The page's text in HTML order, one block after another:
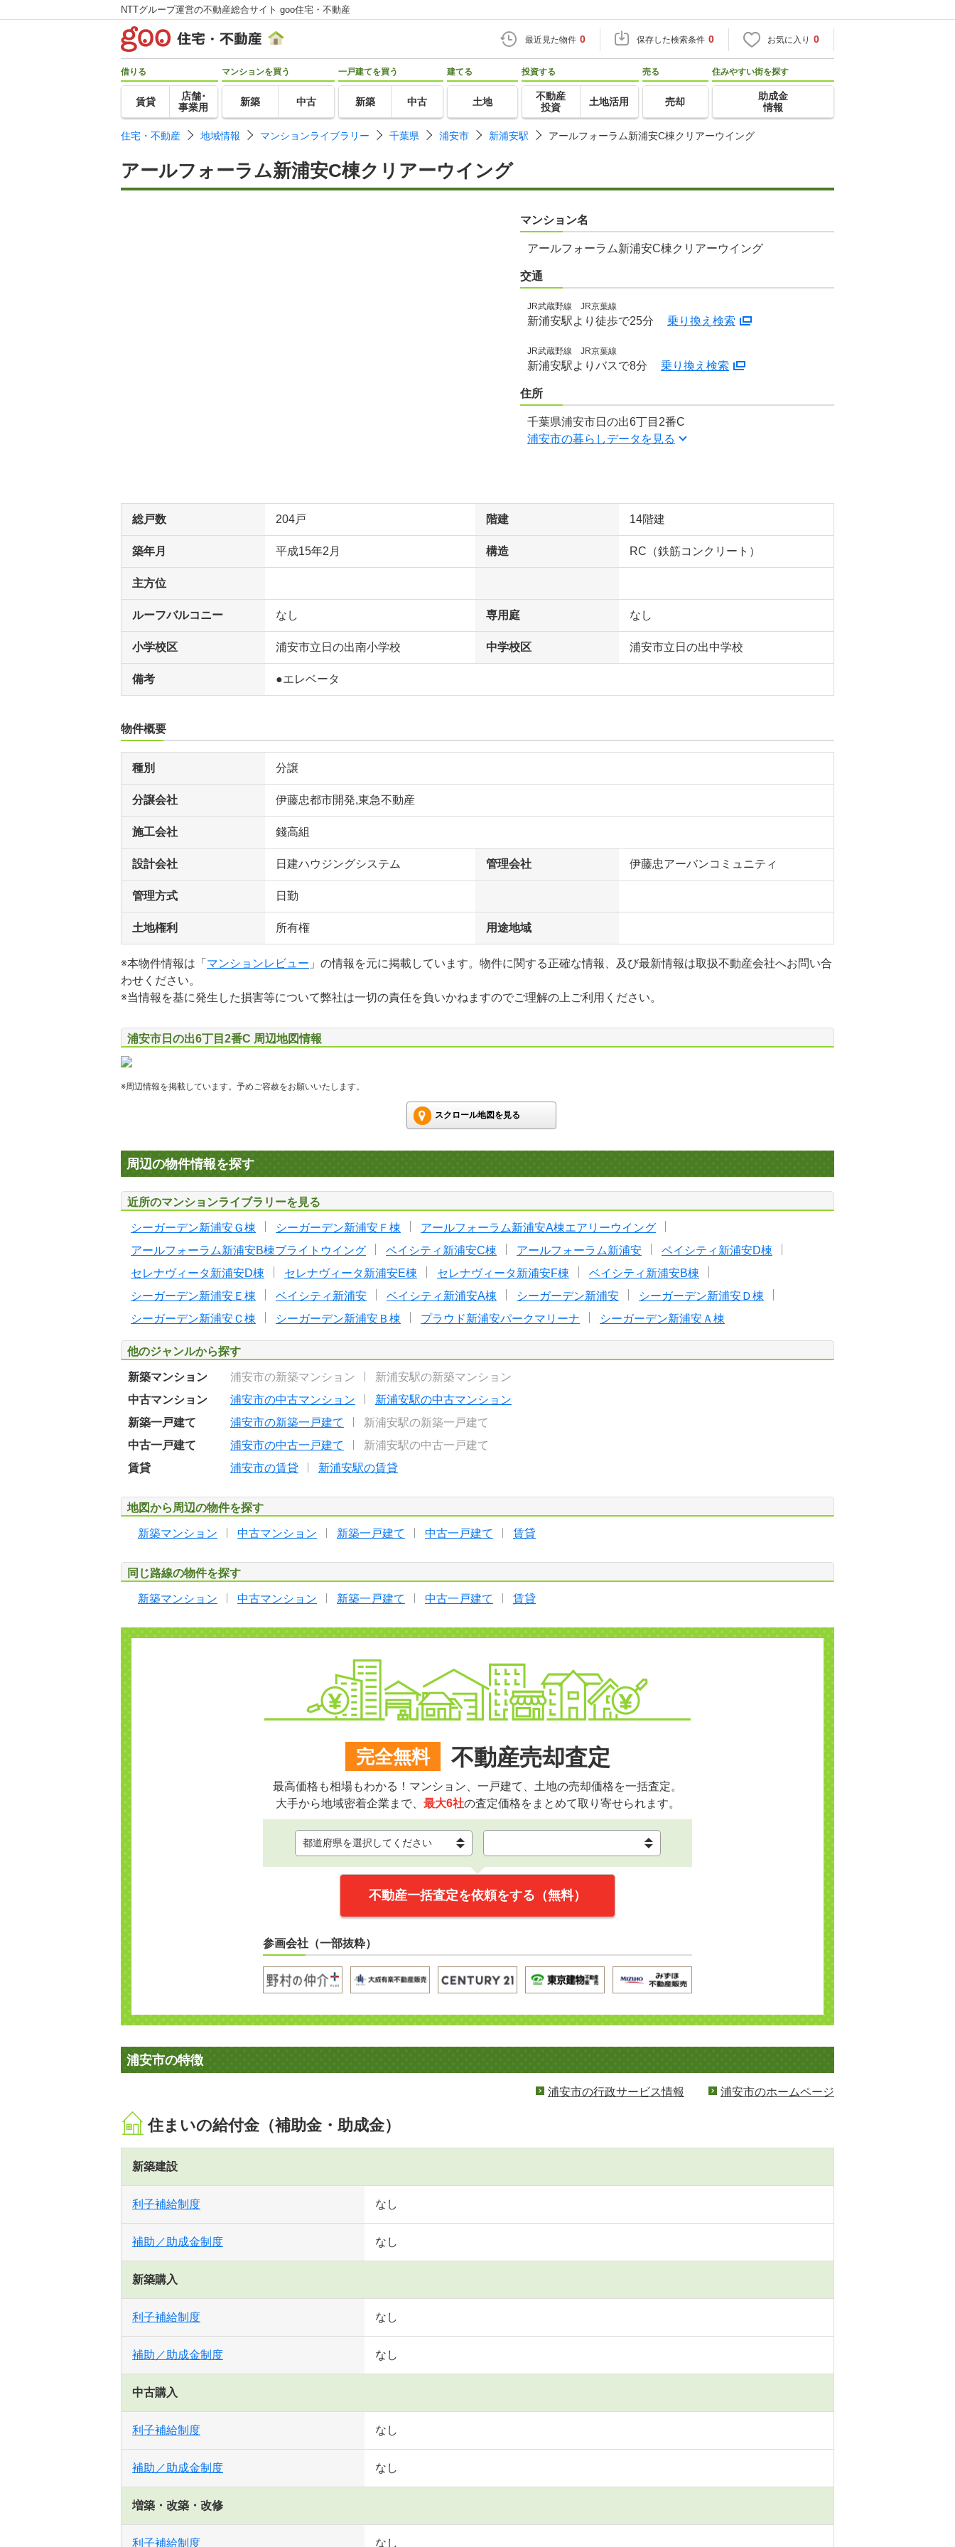
NTTグループ運営の不動産総合サイト goo住宅・不動産
最近見た物件 0 保存した検索条件 0 お気に入り 0
借りる
賃貸
店舗･
事業用
マンションを買う
新築 中古
一戸建てを買う
新築 中古
建てる
土地
投資する
不動産
投資
土地活用
売る
売却
住みやすい街を探す
助成金
情報
住宅・不動産 地域情報 マンションライブラリー 千葉県 浦安市 新浦安駅 アールフォーラム新浦安C棟クリアーウイング
アールフォーラム新浦安C棟クリアーウイング
マンション名
アールフォーラム新浦安C棟クリアーウイング
交通
JR武蔵野線 JR京葉線
新浦安駅より徒歩で25分 乗り換え検索
JR武蔵野線 JR京葉線
新浦安駅よりバスで8分 乗り換え検索
住所
千葉県浦安市日の出6丁目2番C
浦安市の暮らしデータを見る
総戸数 204戸 階建 14階建
築年月 平成15年2月 構造 RC（鉄筋コンクリート）
主方位
ルーフバルコニー なし 専用庭 なし
小学校区 浦安市立日の出南小学校 中学校区 浦安市立日の出中学校
備考 ●エレベータ
物件概要
種別 分譲
分譲会社 伊藤忠都市開発,東急不動産
施工会社 錢高組
設計会社 日建ハウジングシステム 管理会社 伊藤忠アーバンコミュニティ
管理方式 日勤
土地権利 所有権 用途地域
※本物件情報は「 マンションレビュー 」の情報を元に掲載しています。物件に関する正確な情報、及び最新情報は取扱不動産会社へお問い合
わせください。
※当情報を基に発生した損害等について弊社は一切の責任を負いかねますのでご理解の上ご利用ください。
浦安市日の出6丁目2番C 周辺地図情報
※周辺情報を掲載しています。予めご容赦をお願いいたします。
スクロール地図を見る
周辺の物件情報を探す
近所のマンションライブラリーを見る
シーガーデン新浦安Ｇ棟 シーガーデン新浦安Ｆ棟
アールフォーラム新浦安A棟エアリーウイング
アールフォーラム新浦安B棟ブライトウイング
ベイシティ新浦安C棟 アールフォーラム新浦安
ベイシティ新浦安D棟
セレナヴィータ新浦安D棟
セレナヴィータ新浦安E棟 セレナヴィータ新浦安F棟
ベイシティ新浦安B棟
シーガーデン新浦安Ｅ棟
ベイシティ新浦安 ベイシティ新浦安A棟 シーガーデン新浦安
シーガーデン新浦安Ｄ棟
シーガーデン新浦安Ｃ棟
シーガーデン新浦安Ｂ棟 プラウド新浦安パークマリーナ シーガーデン新浦安Ａ棟
他のジャンルから探す
新築マンション 浦安市の新築マンション
新浦安駅の新築マンション
中古マンション
浦安市の中古マンション
新浦安駅の中古マンション
新築一戸建て
浦安市の新築一戸建て
新浦安駅の新築一戸建て
中古一戸建て
浦安市の中古一戸建て
新浦安駅の中古一戸建て
賃貸
浦安市の賃貸 新浦安駅の賃貸
地図から周辺の物件を探す
新築マンション 中古マンション 新築一戸建て 中古一戸建て 賃貸
同じ路線の物件を探す
新築マンション 中古マンション 新築一戸建て 中古一戸建て 賃貸
完全無料 不動産売却査定
最高価格も相場もわかる！マンション、一戸建て、土地の売却価格を一括査定。
大手から地域密着企業まで、 最大6社の査定価格をまとめて取り寄せられます。
不動産一括査定を依頼をする（無料）
参画会社（一部抜粋）
浦安市の特徴
浦安市の行政サービス情報 浦安市のホームページ
住まいの給付金（補助金・助成金）
新築建設
利子補給制度 なし
補助／助成金制度 なし
新築購入
利子補給制度 なし
補助／助成金制度 なし
中古購入
利子補給制度 なし
補助／助成金制度 なし
増築・改築・改修
利子補給制度 なし